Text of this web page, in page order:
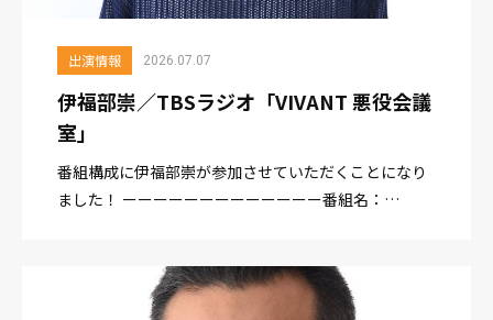
出演情報 2026.07.07
伊福部崇／TBSラジオ「VIVANT 悪役会議
室」
番組構成に伊福部崇が参加させていただくことになり
ました！ ーーーーーーーーーーーーー番組名：